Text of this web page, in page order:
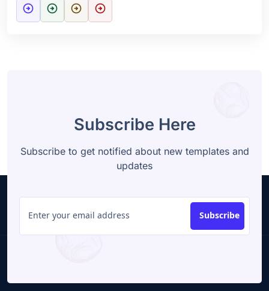
arrow_circle_right arrow_circle_right arrow_circle_right arrow_circle_right
Subscribe Here
Subscribe to get notified about new templates and
updates
Subscribe